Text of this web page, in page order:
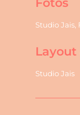
Studio Jais,
Studio Jais